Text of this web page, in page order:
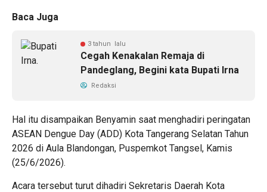
Baca Juga
3 tahun lalu
Cegah Kenakalan Remaja di
Pandeglang, Begini kata Bupati Irna
Redaksi
Hal itu disampaikan Benyamin saat menghadiri peringatan
ASEAN Dengue Day (ADD) Kota Tangerang Selatan Tahun
2026 di Aula Blandongan, Puspemkot Tangsel, Kamis
(25/6/2026).
Acara tersebut turut dihadiri Sekretaris Daerah Kota